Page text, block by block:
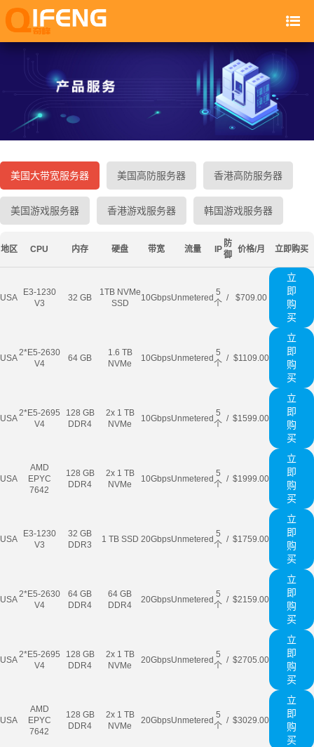
美国大带宽服务器 美国高防服务器 香港高防服务器
美国游戏服务器 香港游戏服务器 韩国游戏服务器
地区 CPU 内存 硬盘 带宽 流量 IP
防
御
价格/月 立即购买
USA
E3-1230
V3
32 GB
1TB NVMe
SSD
10GbpsUnmetered
5
个
/ $709.00
立
即
购
买
USA
2*E5-2630
V4
64 GB
1.6 TB
NVMe
10GbpsUnmetered
5
个
/ $1109.00
立
即
购
买
USA
2*E5-2695
V4
128 GB
DDR4
2x 1 TB
NVMe
10GbpsUnmetered
5
个
/ $1599.00
立
即
购
买
USA
AMD
EPYC
7642
128 GB
DDR4
2x 1 TB
NVMe
10GbpsUnmetered
5
个
/ $1999.00
立
即
购
买
USA
E3-1230
V3
32 GB
DDR3
1 TB SSD 20GbpsUnmetered
5
个
/ $1759.00
立
即
购
买
USA
2*E5-2630
V4
64 GB
DDR4
64 GB
DDR4
20GbpsUnmetered
5
个
/ $2159.00
立
即
购
买
USA
2*E5-2695
V4
128 GB
DDR4
2x 1 TB
NVMe
20GbpsUnmetered
5
个
/ $2705.00
立
即
购
买
USA
AMD
EPYC
7642
128 GB
DDR4
2x 1 TB
NVMe
20GbpsUnmetered
5
个
/ $3029.00
立
即
购
买